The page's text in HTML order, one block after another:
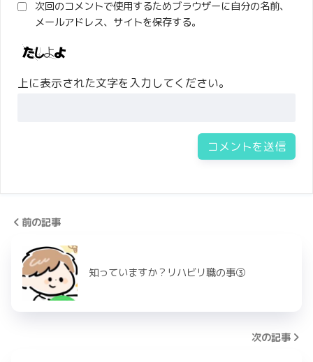
次回のコメントで使用するためブラウザーに自分の名前、
メールアドレス、サイトを保存する。
上に表示された文字を入力してください。
前の記事
知っていますか？リハビリ職の事③
次の記事